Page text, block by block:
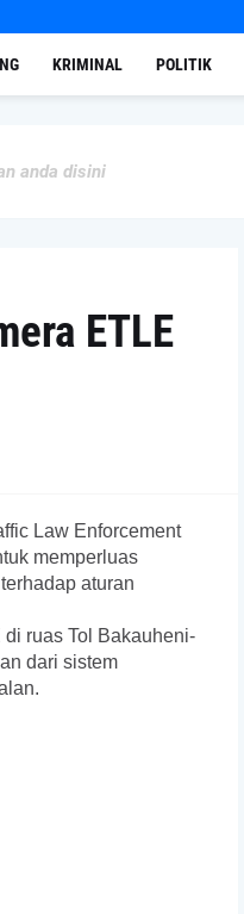
KRIMINAL POLITIK
anda disini
ETLE
Law Enforcement
memperluas
aturan
ruas Tol Bakauheni-
dari sistem